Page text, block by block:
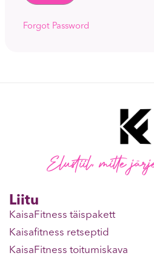
Forgot Password
Elustiil, mitte
Liitu
KaisaFitness täispakett
Kaisafitness retseptid
KaisaFitness toitumiskava